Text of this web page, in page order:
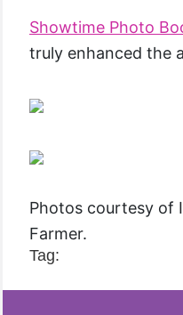
Showtime Photo
truly enhanced the
Photos courtesy of
Farmer.
Tag: